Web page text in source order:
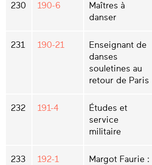
230 190-6
Maîtres à
danser
231 190-21
Enseignant de
danses
souletines au
retour de Paris
232 191-4
Études et
service
militaire
233 192-1
Margot Faurie :